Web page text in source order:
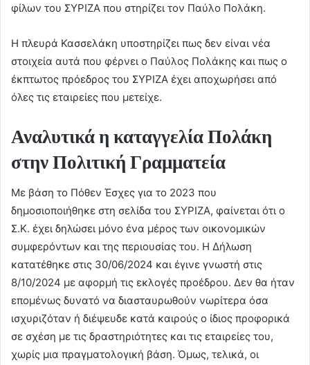
φίλων του ΣΥΡΙΖΑ που στηρίζει τον Παύλο Πολάκη.
Η πλευρά Κασσελάκη υποστηρίζει πως δεν είναι νέα
στοιχεία αυτά που φέρνει ο Παύλος Πολάκης και πως ο
έκπτωτος πρόεδρος του ΣΥΡΙΖΑ έχει αποχωρήσει από
όλες τις εταιρείες που μετείχε.
Αναλυτικά η καταγγελία Πολάκη
στην Πολιτική Γραμματεία
Με βάση το Πόθεν Έσχες για το 2023 που
δημοσιοποιήθηκε στη σελίδα του ΣΥΡΙΖΑ, φαίνεται ότι ο
Σ.Κ. έχει δηλώσει μόνο ένα μέρος των οικονομικών
συμφερόντων και της περιουσίας του. Η Δήλωση
κατατέθηκε στις 30/06/2024 και έγινε γνωστή στις
8/10/2024 με αφορμή τις εκλογές προέδρου. Δεν θα ήταν
επομένως δυνατό να διασταυρωθούν νωρίτερα όσα
ισχυριζόταν ή διέψευδε κατά καιρούς ο ίδιος προφορικά
σε σχέση με τις δραστηριότητες και τις εταιρείες του,
χωρίς μια πραγματολογική βάση. Όμως, τελικά, οι